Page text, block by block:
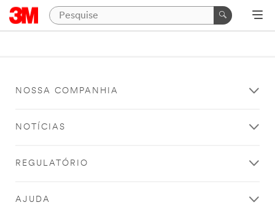
NOSSA COMPANHIA
NOTÍCIAS
REGULATÓRIO
AJUDA